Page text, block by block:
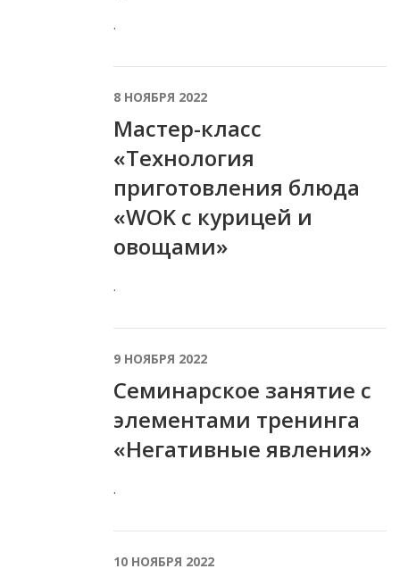
.
8 НОЯБРЯ 2022
Мастер-класс
«Технология
приготовления блюда
«WOK с курицей и
овощами»
.
9 НОЯБРЯ 2022
Семинарское занятие с
элементами тренинга
«Негативные явления»
.
10 НОЯБРЯ 2022